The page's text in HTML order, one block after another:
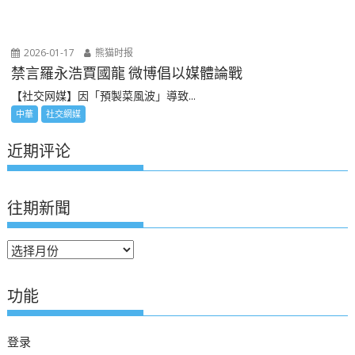
2026-01-17 熊猫时报
禁言羅永浩賈國龍 微博倡以媒體論戰
【社交网媒】因「預製菜風波」導致...
中華 社交網媒
近期评论
往期新聞
往
新
聞
功能
登录